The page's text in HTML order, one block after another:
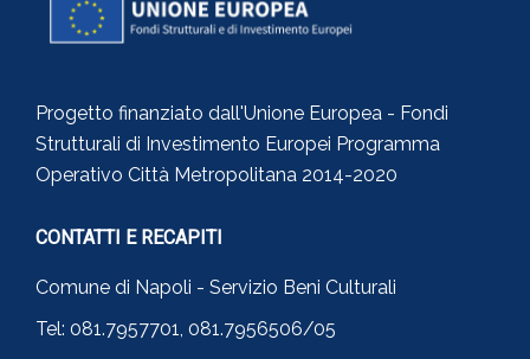
Progetto finanziato dall'Unione Europea - Fondi
Strutturali di Investimento Europei Programma
Operativo Città Metropolitana 2014-2020
CONTATTI E RECAPITI
Comune di Napoli - Servizio Beni Culturali
Tel: 081.7957701, 081.7956506/05